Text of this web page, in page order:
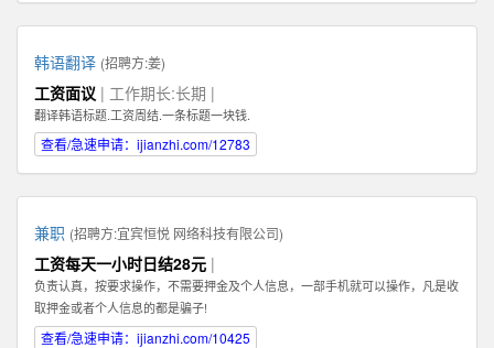
韩语翻译 (招聘方:姜)
工资面议 | 工作期长:长期 |
翻译韩语标题.工资周结.一条标题一块钱.
查看/急速申请：ijianzhi.com/12783
兼职 (招聘方:宜宾恒悦 网络科技有限公司)
工资每天一小时日结28元 |
负责认真，按要求操作，不需要押金及个人信息，一部手机就可以操作，凡是收
取押金或者个人信息的都是骗子!
查看/急速申请：ijianzhi.com/10425